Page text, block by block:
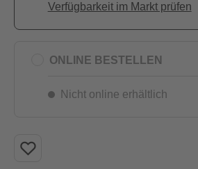
Verfügbarkeit im Markt prüfen
ONLINE BESTELLEN
Nicht online erhältlich